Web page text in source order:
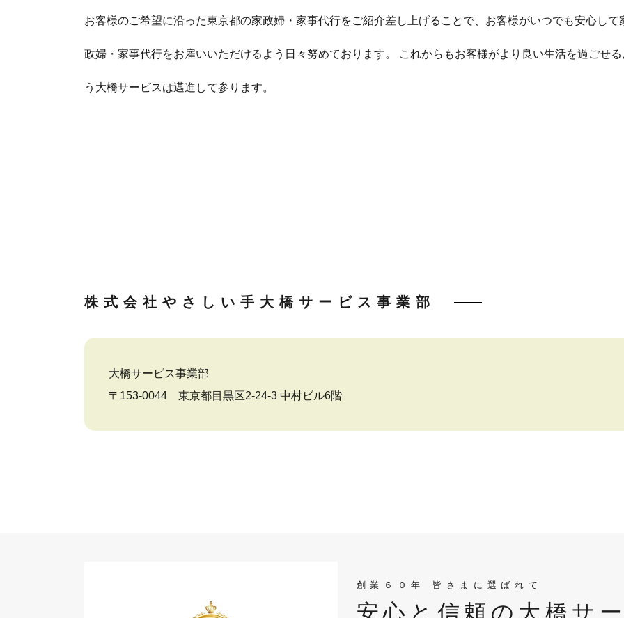
お客様のご希望に沿った東京都の家政婦・家事代行をご紹介差し上げることで、お客様がいつでも安心して
政婦・家事代行をお雇いいただけるよう日々努めております。 これからもお客様がより良い生活を過ごせる
う大橋サービスは邁進して参ります。
株式会社やさしい手 大橋サービス事業部
大橋サービス事業部
〒153-0044 東京都目黒区2-24-3 中村ビル6階
創業６０年 皆さまに選ばれて
安心と信頼の大橋サ